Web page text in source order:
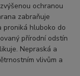
ochranou
zabraňuje
proniká hluboko do
přírodní odstín
Nepraská a
vlivům a